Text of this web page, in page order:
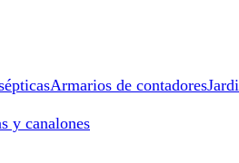
Armarios de contadores
y canalones